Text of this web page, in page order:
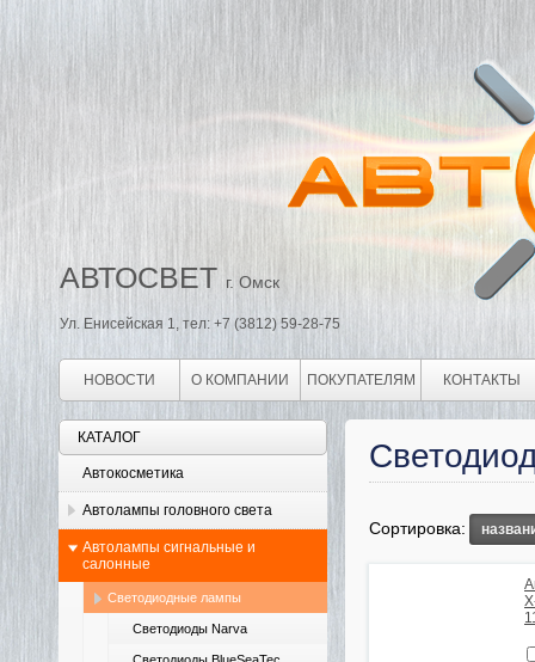
АВТОСВЕТ г. Омск
Ул. Енисейская 1, тел: +7 (3812) 59-28-75
НОВОСТИ О КОМПАНИИ ПОКУПАТЕЛЯМ КОНТАКТЫ
КАТАЛОГ
Автокосметика
Автолампы головного света
Автолампы сигнальные и
салонные
Светодиодные лампы
Светодиоды Narva
Сортировка: